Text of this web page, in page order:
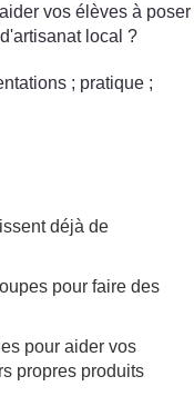
vos élèves à poser
local ?
; pratique ;
déjà de
pour faire des
pour aider vos
propres produits